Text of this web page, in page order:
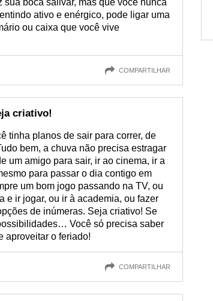
boca salivar, mas que você nunca
ativo e enérgico, pode ligar uma
ou caixa que você vive
COMPARTILHAR
criativo!
tinha planos de sair para correr, de
bem, a chuva não precisa estragar
um amigo para sair, ir ao cinema, ir a
para passar o dia contigo em
um bom jogo passando na TV, ou
e ir jogar, ou ir à academia, ou fazer
de inúmeras. Seja criativo! Se
Você só precisa saber
aproveitar o feriado!
COMPARTILHAR